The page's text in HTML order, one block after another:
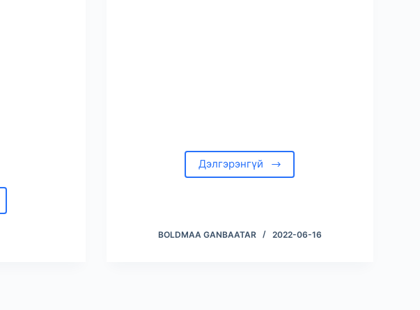
Дэлгэрэнгүй
BOLDMAA GANBAATAR 2022-06-16